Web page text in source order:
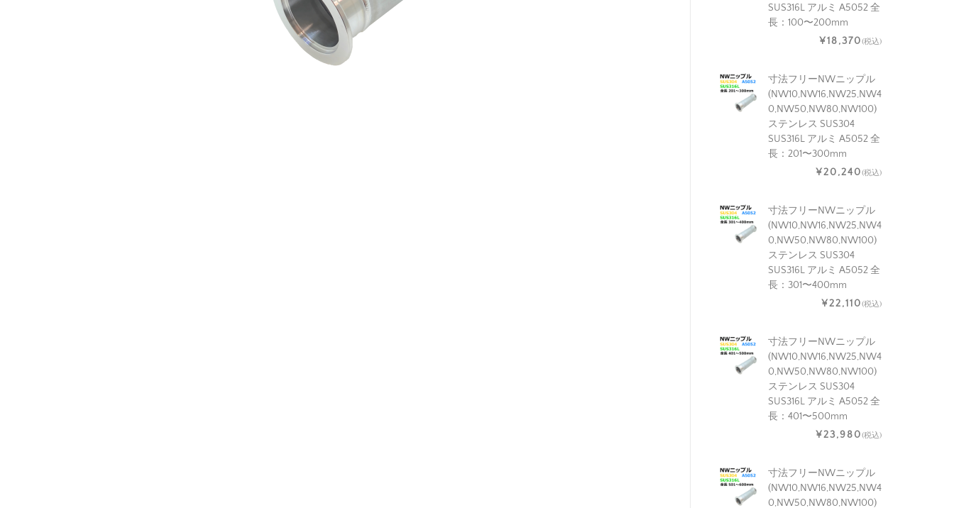
SUS316L アルミ A5052 全
長：100〜200mm
¥18,370(税込)
寸法フリーNWニップル
(NW10,NW16,NW25,NW4
0,NW50,NW80,NW100)
ステンレス SUS304
SUS316L アルミ A5052 全
長：201〜300mm
¥20,240(税込)
寸法フリーNWニップル
(NW10,NW16,NW25,NW4
0,NW50,NW80,NW100)
ステンレス SUS304
SUS316L アルミ A5052 全
長：301〜400mm
¥22,110(税込)
寸法フリーNWニップル
(NW10,NW16,NW25,NW4
0,NW50,NW80,NW100)
ステンレス SUS304
SUS316L アルミ A5052 全
長：401〜500mm
¥23,980(税込)
寸法フリーNWニップル
(NW10,NW16,NW25,NW4
0,NW50,NW80,NW100)